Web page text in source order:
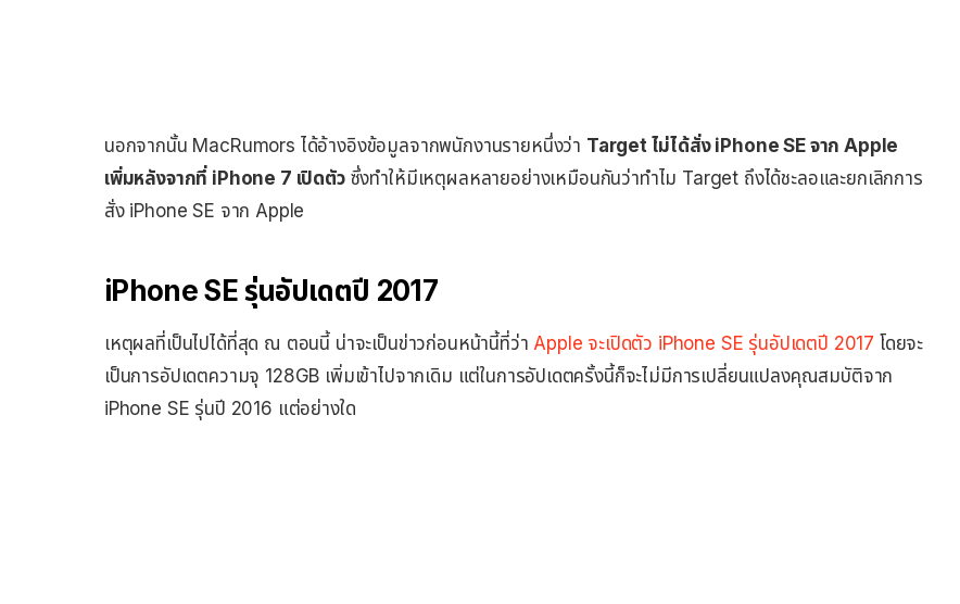
นอกจากนั้น MacRumors ได้อ้างอิงข้อมูลจากพนักงานรายหนึ่งว่า Target ไม่ได้สั่ง iPhone SE จาก Apple
เพิ่มหลังจากที่ iPhone 7 เปิดตัวซึ่งทำให้มีเหตุผลหลายอย่างเหมือนกันว่าทำไม Target ถึงได้ชะลอและยกเลิกการ
สั่ง iPhone SE จาก Apple
iPhone SE รุ่นอัปเดตปี 2017
เหตุผลที่เป็นไปได้ที่สุด ณ ตอนนี้ น่าจะเป็นข่าวก่อนหน้านี้ที่ว่า Apple จะเปิดตัว iPhone SE รุ่นอัปเดตปี 2017 โดยจะ
เป็นการอัปเดตความจุ 128GB เพิ่มเข้าไปจากเดิม แต่ในการอัปเดตครั้งนี้ก็จะไม่มีการเปลี่ยนแปลงคุณสมบัติจาก
iPhone SE รุ่นปี 2016 แต่อย่างใด